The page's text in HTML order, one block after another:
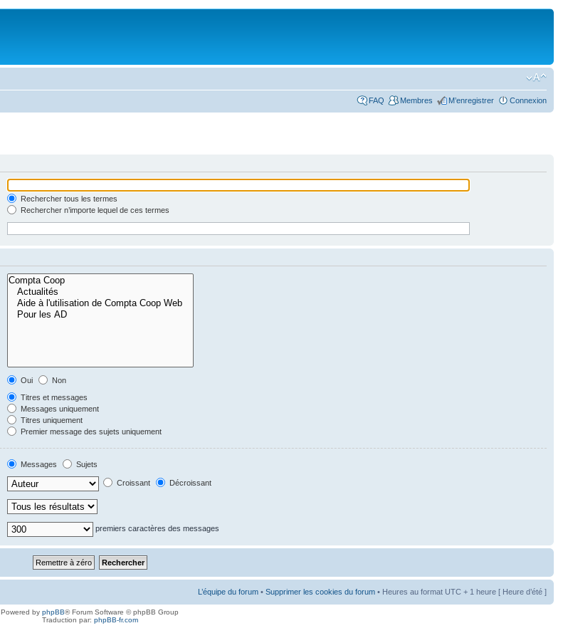
FAQ Membres M’enregistrer Connexion
Rechercher tous les termes
Rechercher n’importe lequel de ces termes
Oui
Non
Titres et messages
Messages uniquement
Titres uniquement
Premier message des sujets uniquement
Messages
Sujets
Croissant Décroissant
premiers caractères des messages
L’équipe du forum • Supprimer les cookies du forum • Heures au format UTC + 1 heure [ Heure d’été ]
Powered by phpBB® Forum Software © phpBB Group
Traduction par: phpBB-fr.com